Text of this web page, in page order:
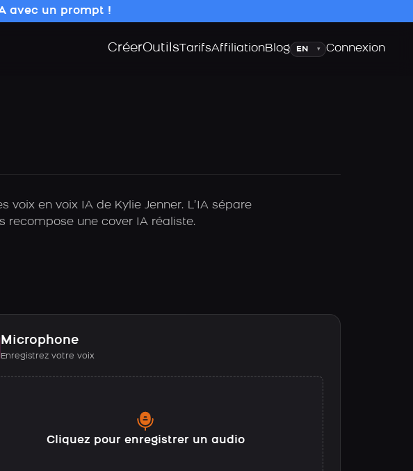
avec un prompt !
CréerOutils TarifsAffiliationBlogLangue
▾ Connexion
en voix IA de Kylie Jenner. L’IA sépare
recompose une cover IA réaliste.
Microphone
Enregistrez votre voix
Cliquez pour enregistrer un audio